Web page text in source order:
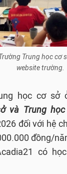
Trung học cơ
website trường.
học cơ sở
và Trung
đối với hệ
đồng/
có